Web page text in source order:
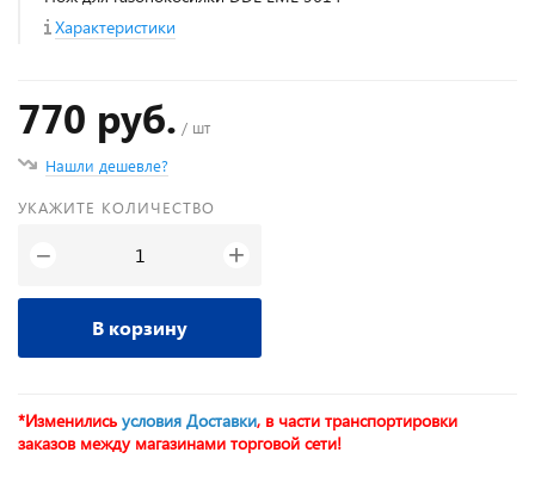
Характеристики
770 руб. / шт
Нашли дешевле?
УКАЖИТЕ КОЛИЧЕСТВО
− +
В корзину
*Изменились условия Доставки, в части транспортировки
заказов между магазинами торговой сети!